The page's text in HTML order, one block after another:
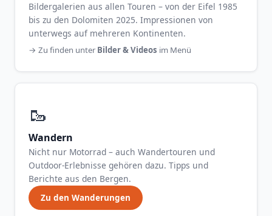
Bildergalerien aus allen Touren – von der Eifel 1985
bis zu den Dolomiten 2025. Impressionen von
unterwegs auf mehreren Kontinenten.
→ Zu finden unter Bilder & Videos im Menü
🥾
Wandern
Nicht nur Motorrad – auch Wandertouren und
Outdoor-Erlebnisse gehören dazu. Tipps und
Berichte aus den Bergen.
Zu den Wanderungen